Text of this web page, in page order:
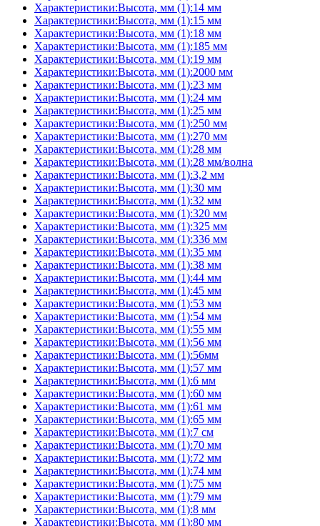
Характеристики:Высота, мм (1):14 мм
Характеристики:Высота, мм (1):15 мм
Характеристики:Высота, мм (1):18 мм
Характеристики:Высота, мм (1):185 мм
Характеристики:Высота, мм (1):19 мм
Характеристики:Высота, мм (1):2000 мм
Характеристики:Высота, мм (1):23 мм
Характеристики:Высота, мм (1):24 мм
Характеристики:Высота, мм (1):25 мм
Характеристики:Высота, мм (1):250 мм
Характеристики:Высота, мм (1):270 мм
Характеристики:Высота, мм (1):28 мм
Характеристики:Высота, мм (1):28 мм/волна
Характеристики:Высота, мм (1):3,2 мм
Характеристики:Высота, мм (1):30 мм
Характеристики:Высота, мм (1):32 мм
Характеристики:Высота, мм (1):320 мм
Характеристики:Высота, мм (1):325 мм
Характеристики:Высота, мм (1):336 мм
Характеристики:Высота, мм (1):35 мм
Характеристики:Высота, мм (1):38 мм
Характеристики:Высота, мм (1):44 мм
Характеристики:Высота, мм (1):45 мм
Характеристики:Высота, мм (1):53 мм
Характеристики:Высота, мм (1):54 мм
Характеристики:Высота, мм (1):55 мм
Характеристики:Высота, мм (1):56 мм
Характеристики:Высота, мм (1):56мм
Характеристики:Высота, мм (1):57 мм
Характеристики:Высота, мм (1):6 мм
Характеристики:Высота, мм (1):60 мм
Характеристики:Высота, мм (1):61 мм
Характеристики:Высота, мм (1):65 мм
Характеристики:Высота, мм (1):7 см
Характеристики:Высота, мм (1):70 мм
Характеристики:Высота, мм (1):72 мм
Характеристики:Высота, мм (1):74 мм
Характеристики:Высота, мм (1):75 мм
Характеристики:Высота, мм (1):79 мм
Характеристики:Высота, мм (1):8 мм
Характеристики:Высота, мм (1):80 мм